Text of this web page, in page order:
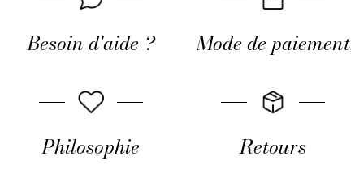
Besoin d'aide ? Mode de paiement
Philosophie Retours